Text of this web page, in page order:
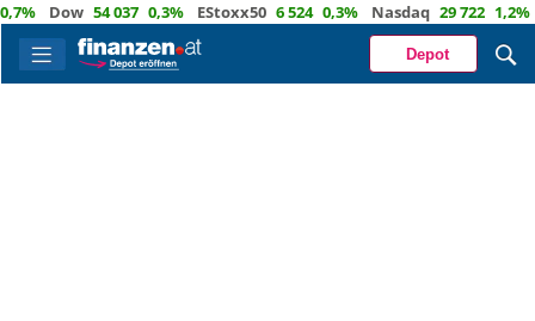
Dow 54 037 0,3% EStoxx50 6 524 0,3% Nasdaq 29 722 1,2% Öl
Depot